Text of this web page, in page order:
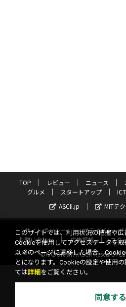
TOP レビュー ニュース
グルメ
スタートアップ ICT
ASCII.jp
MITテ
サイトポリシー プライバシーポ
お問い合わせ
広告掲載 スタ
©KADOKAWA ASCII Research
このサイトでは、利用状況の把握や広
Cookieを使用してアクセスデータを
以降のページに遷移した場合、
とになります。Cookieの設定や使用
ては詳細 をご覧ください。
同意する